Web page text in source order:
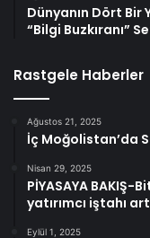
Dünyanın Dört Bir
“Bilgi Buzkıranı”
Rastgele Haberler
Ağustos 21, 2025
İç Moğolistan’da
Nisan 29, 2025
PİYASAYA
yatırımcı iştahı
Eylül 1, 2025